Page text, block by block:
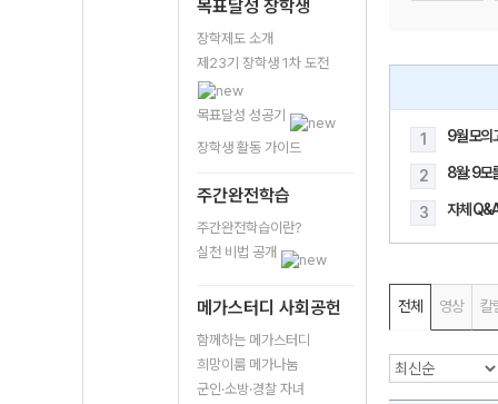
목표달성 장학생
장학제도 소개
제23기 장학생 1차 도전
목표달성 성공기
장학생 활동 가이드
주간완전학습
주간완전학습이란?
실천 비법 공개
메가스터디 사회공헌
함께하는 메가스터디
희망이룸 메가나눔
군인·소방·경찰 자녀
1 9월 모의
2 8월: 9모
3 자체
전체 영상 칼